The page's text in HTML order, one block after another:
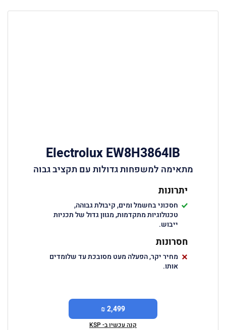
Electrolux EW8H3864IB
מתאימה למשפחות גדולות עם תקציב גבוה
יתרונות
חסכוני בחשמל ומים, קיבולת גבוהה,
טכנולוגיות מתקדמות, מגוון גדול של תכניות
ייבוש.
חסרונות
מחיר יקר, הפעלה מעט מסובכת עד שלומדים
אותו.
2,499 ₪
קנה עכשיו ב- KSP